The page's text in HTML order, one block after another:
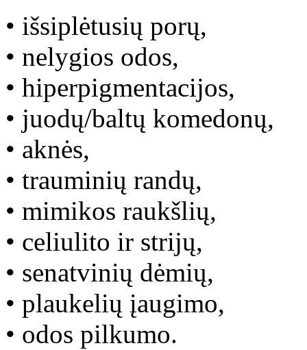
• išsiplėtusių porų,
• nelygios odos,
• hiperpigmentacijos,
• juodų/baltų komedonų,
• aknės,
• trauminių randų,
• mimikos raukšlių,
• celiulito ir strijų,
• senatvinių dėmių,
• plaukelių įaugimo,
• odos pilkumo.